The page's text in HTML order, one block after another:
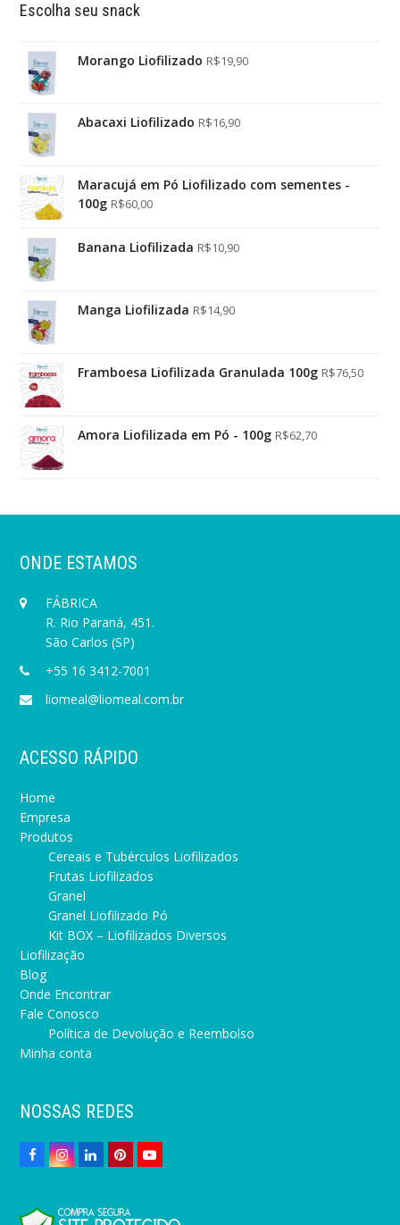
Escolha seu snack
Morango Liofilizado R$19,90
Abacaxi Liofilizado R$16,90
Maracujá em Pó Liofilizado com sementes -
100g R$60,00
Banana Liofilizada R$10,90
Manga Liofilizada R$14,90
Framboesa Liofilizada Granulada 100g R$76,50
Amora Liofilizada em Pó - 100g R$62,70
ONDE ESTAMOS
FÁBRICA
R. Rio Paraná, 451.
São Carlos (SP)
+55 16 3412-7001
liomeal@liomeal.com.br
ACESSO RÁPIDO
Home
Empresa
Produtos
Cereais e Tubérculos Liofilizados
Frutas Liofilizados
Granel
Granel Liofilizado Pó
Kit BOX – Liofilizados Diversos
Liofilização
Blog
Onde Encontrar
Fale Conosco
Política de Devolução e Reembolso
Minha conta
NOSSAS REDES